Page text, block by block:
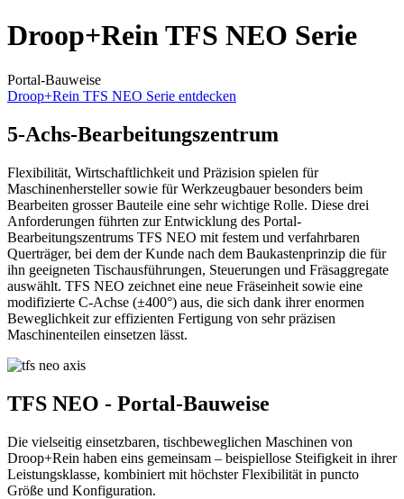
Droop+Rein TFS NEO Serie
Portal-Bauweise
Droop+Rein TFS NEO Serie entdecken
5-Achs-Bearbeitungszentrum
Flexibilität, Wirtschaftlichkeit und Präzision spielen für
Maschinenhersteller sowie für Werkzeugbauer besonders beim
Bearbeiten grosser Bauteile eine sehr wichtige Rolle. Diese drei
Anforderungen führten zur Entwicklung des Portal-
Bearbeitungszentrums TFS NEO mit festem und verfahrbaren
Querträger, bei dem der Kunde nach dem Baukastenprinzip die für
ihn geeigneten Tischausführungen, Steuerungen und Fräsaggregate
auswählt. TFS NEO zeichnet eine neue Fräseinheit sowie eine
modifizierte C-Achse (±400°) aus, die sich dank ihrer enormen
Beweglichkeit zur effizienten Fertigung von sehr präzisen
Maschinenteilen einsetzen lässt.
TFS NEO - Portal-Bauweise
Die vielseitig einsetzbaren, tischbeweglichen Maschinen von
Droop+Rein haben eins gemeinsam – beispiellose Steifigkeit in ihrer
Leistungsklasse, kombiniert mit höchster Flexibilität in puncto
Größe und Konfiguration.